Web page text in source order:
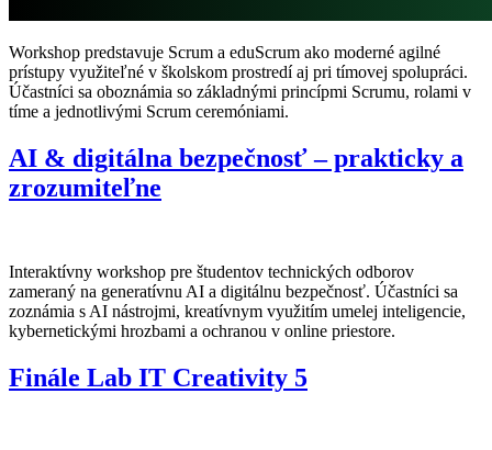
Workshop predstavuje Scrum a eduScrum ako moderné agilné
prístupy využiteľné v školskom prostredí aj pri tímovej spolupráci.
Účastníci sa oboznámia so základnými princípmi Scrumu, rolami v
tíme a jednotlivými Scrum ceremóniami.
AI & digitálna bezpečnosť – prakticky a
zrozumiteľne
Interaktívny workshop pre študentov technických odborov
zameraný na generatívnu AI a digitálnu bezpečnosť. Účastníci sa
zoznámia s AI nástrojmi, kreatívnym využitím umelej inteligencie,
kybernetickými hrozbami a ochranou v online priestore.
Finále Lab IT Creativity 5